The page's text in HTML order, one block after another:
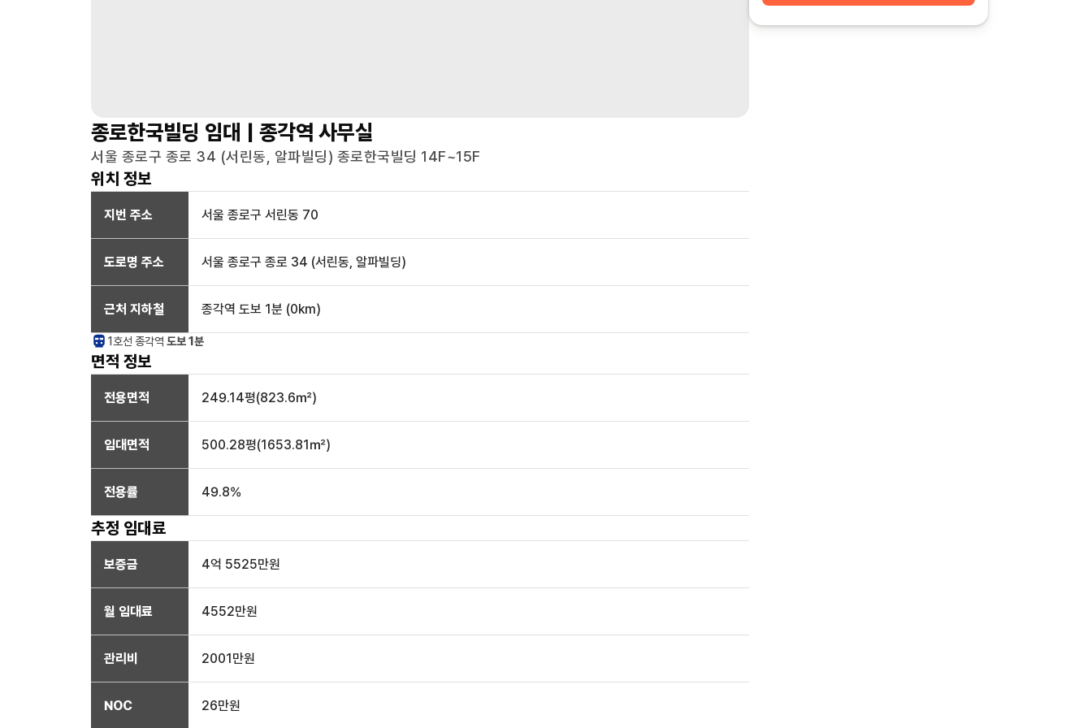
종로한국빌딩 임대 | 종각역 사무실
서울 종로구 종로 34 (서린동, 알파빌딩) 종로한국빌딩 14F~15F
위치 정보
지번 주소 서울 종로구 서린동 70
도로명 주소 서울 종로구 종로 34 (서린동, 알파빌딩)
근처 지하철 종각역 도보 1분 (0km)
1호선 종각역 도보 1분
면적 정보
전용면적 249.14평(823.6㎡)
임대면적 500.28평(1653.81㎡)
전용률 49.8%
추정 임대료
보증금 4억 5525만원
월 임대료 4552만원
관리비 2001만원
NOC 26만원